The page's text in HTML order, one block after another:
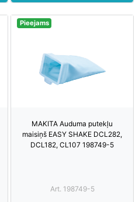
Pieejams
MAKITA Auduma putekļu
maisiņš EASY SHAKE DCL282,
DCL182, CL107 198749-5
Art. 198749-5